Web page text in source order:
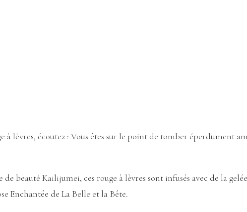
à lèvres, écoutez : Vous êtes sur le point de tomber éperdument
beauté Kailijumei, ces rouge à lèvres sont infusés avec de la
Enchantée de La Belle et la Bête.